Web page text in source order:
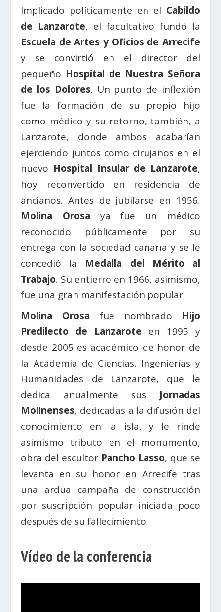
Implicado políticamente en el Cabildo
de Lanzarote, el facultativo fundó la
Escuela de Artes y Oficios de Arrecife
y se convirtió en el director del
pequeño Hospital de Nuestra Señora
de los Dolores. Un punto de inflexión
fue la formación de su propio hijo
como médico y su retorno, también, a
Lanzarote, donde ambos acabarían
ejerciendo juntos como cirujanos en el
nuevo Hospital Insular de Lanzarote,
hoy reconvertido en residencia de
ancianos. Antes de jubilarse en 1956,
Molina Orosa ya fue un médico
reconocido públicamente por su
entrega con la sociedad canaria y se le
concedió la Medalla del Mérito al
Trabajo. Su entierro en 1966, asimismo,
fue una gran manifestación popular.
Molina Orosa fue nombrado Hijo
Predilecto de Lanzarote en 1995 y
desde 2005 es académico de honor de
la Academia de Ciencias, Ingenierías y
Humanidades de Lanzarote, que le
dedica anualmente sus Jornadas
Molinenses, dedicadas a la difusión del
conocimiento en la isla, y le rinde
asimismo tributo en el monumento,
obra del escultor Pancho Lasso, que se
levanta en su honor en Arrecife tras
una ardua campaña de construcción
por suscripción popular iniciada poco
después de su fallecimiento.
Vídeo de la conferencia